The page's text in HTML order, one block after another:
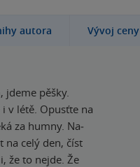
autora Vývoj ceny
jdeme pěšky.
v létě. Opusťte na
za humny. Na­
na celý den, číst
že to nejde. Že